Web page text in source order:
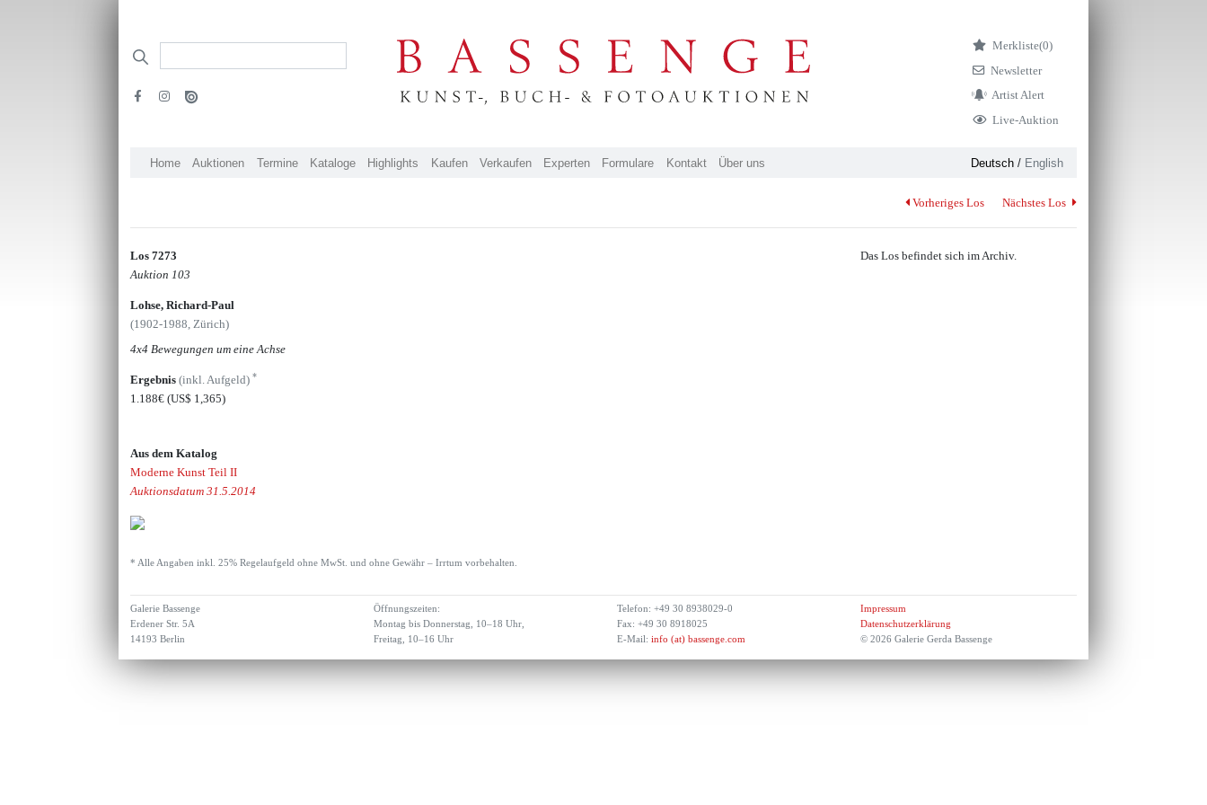
Merkliste(0)
Newsletter
Artist Alert
Live-Auktion
Home Auktionen Termine Kataloge Highlights Kaufen Verkaufen Experten Formulare Kontakt Über uns Deutsch/ English
Vorheriges Los Nächstes Los
Los 7273
Auktion 103
Lohse, Richard-Paul
(1902-1988, Zürich)
4x4 Bewegungen um eine Achse
Ergebnis(inkl. Aufgeld)*
1.188€(US$ 1,365)
Aus dem Katalog
Moderne Kunst Teil II
Auktionsdatum 31.5.2014
Das Los befindet sich im Archiv.
* Alle Angaben inkl. 25% Regelaufgeld ohne MwSt. und ohne Gewähr – Irrtum vorbehalten.
Galerie Bassenge
Erdener Str. 5A
14193 Berlin
Öffnungszeiten:
Montag bis Donnerstag, 10–18 Uhr,
Freitag, 10–16 Uhr
Telefon: +49 30 8938029-0
Fax: +49 30 8918025
E-Mail: info (at) bassenge.com
Impressum
Datenschutzerklärung
© 2026 Galerie Gerda Bassenge